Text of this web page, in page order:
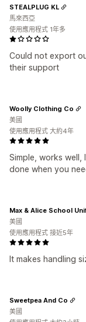
Could not export
their support
STEALPLUG KL
馬來西亞
使用應用程式 1年多
Simple, works
done when you
Woolly Clothing Co
美國
使用應用程式 大約4年
It makes handling
Max & Alice School
美國
使用應用程式 接近5年
Sweetpea And Co
美國